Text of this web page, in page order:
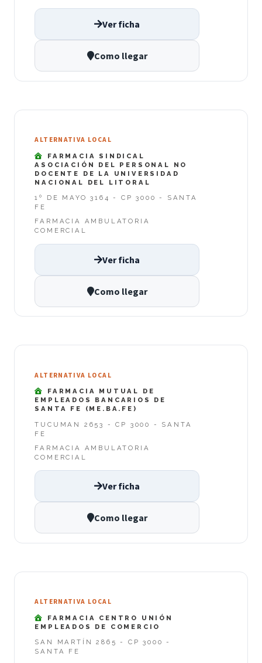
Ver ficha
Como llegar
ALTERNATIVA LOCAL
FARMACIA SINDICAL
ASOCIACIÓN DEL PERSONAL NO
DOCENTE DE LA UNIVERSIDAD
NACIONAL DEL LITORAL
1º DE MAYO 3164 - CP 3000 - SANTA
FE
FARMACIA AMBULATORIA
COMERCIAL
Ver ficha
Como llegar
ALTERNATIVA LOCAL
FARMACIA MUTUAL DE
EMPLEADOS BANCARIOS DE
SANTA FE (ME.BA.FE)
TUCUMAN 2653 - CP 3000 - SANTA
FE
FARMACIA AMBULATORIA
COMERCIAL
Ver ficha
Como llegar
ALTERNATIVA LOCAL
FARMACIA CENTRO UNIÓN
EMPLEADOS DE COMERCIO
SAN MARTÍN 2865 - CP 3000 -
SANTA FE